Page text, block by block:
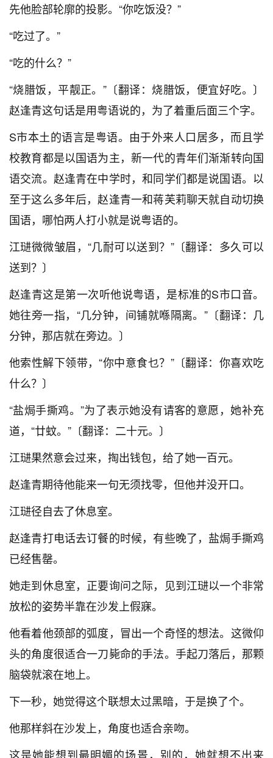
先他脸部轮廓的投影。“你吃饭没？”
“吃过了。”
“吃的什么？”
“烧腊饭，平靓正。”〔翻译：烧腊饭，便宜好吃。〕
赵逢青这句话是用粤语说的，为了着重后面三个字。
S市本土的语言是粤语。由于外来人口居多，而且学
校教育都是以国语为主，新一代的青年们渐渐转向国
语交流。赵逢青在中学时，和同学们都是说国语。以
至于这么多年后，赵逢青一和蒋芙莉聊天就自动切换
国语，哪怕两人打小就是说粤语的。
江琎微微皱眉，“几耐可以送到？”〔翻译：多久可以
送到？〕
赵逢青这是第一次听他说粤语，是标准的S市口音。
她往旁一指，“几分钟，间铺就喺隔离。”〔翻译：几
分钟，那店就在旁边。〕
他索性解下领带，“你中意食乜？”〔翻译：你喜欢吃
什么？〕
“盐焗手撕鸡。”为了表示她没有请客的意愿，她补充
道，“廿蚊。”〔翻译：二十元。〕
江琎果然意会过来，掏出钱包，给了她一百元。
赵逢青期待他能来一句无须找零，但他并没开口。
江琎径自去了休息室。
赵逢青打电话去订餐的时候，有些晚了，盐焗手撕鸡
已经售罄。
她走到休息室，正要询问之际，见到江琎以一个非常
放松的姿势半靠在沙发上假寐。
他看着他颈部的弧度，冒出一个奇怪的想法。这微仰
头的角度很适合一刀毙命的手法。手起刀落后，那颗
脑袋就滚在地上。
下一秒，她觉得这个联想太过黑暗，于是换了个。
他那样斜在沙发上，角度也适合亲吻。
这是她能想到最明媚的场景，别的，她就想不出来